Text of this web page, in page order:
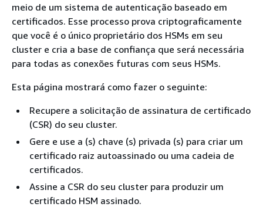
meio de um sistema de autenticação baseado em
certificados. Esse processo prova criptograficamente
que você é o único proprietário dos HSMs em seu
cluster e cria a base de confiança que será necessária
para todas as conexões futuras com seus HSMs.
Esta página mostrará como fazer o seguinte:
Recupere a solicitação de assinatura de certificado
(CSR) do seu cluster.
Gere e use a (s) chave (s) privada (s) para criar um
certificado raiz autoassinado ou uma cadeia de
certificados.
Assine a CSR do seu cluster para produzir um
certificado HSM assinado.